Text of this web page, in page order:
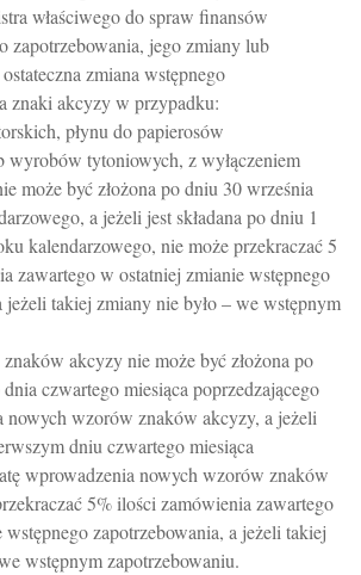
właściwego do spraw finansów
zapotrzebowania, jego zmiany lub
zmiana wstępnego
znaki akcyzy w przypadku:
płynu do papierosów
wyrobów tytoniowych, z wyłączeniem
może być złożona po dniu 30 września
a jeżeli jest składana po dniu 1
kalendarzowego, nie może przekraczać 5
zawartego w ostatniej zmianie wstępnego
jeżeli takiej zmiany nie było – we wstępnym
akcyzy nie może być złożona po
czwartego miesiąca poprzedzającego
nowych wzorów znaków akcyzy, a jeżeli
dniu czwartego miesiąca
wprowadzenia nowych wzorów znaków
5% ilości zamówienia zawartego
zapotrzebowania, a jeżeli takiej
wstępnym zapotrzebowaniu.